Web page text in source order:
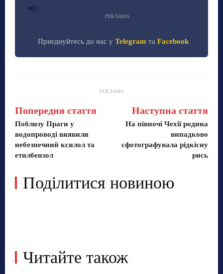
📢
РЕКЛАМА
Приєднуйтесь до нас у Telegram та Facebook
РЕКЛАМА
Попередня стаття
Поблизу Праги у
водопроводі виявили
небезпечний ксилол та
етилбензол
Наступна стаття
На півночі Чехії родина
випадково
сфотографувала рідкісну
рись
Поділитися новиною
Читайте також